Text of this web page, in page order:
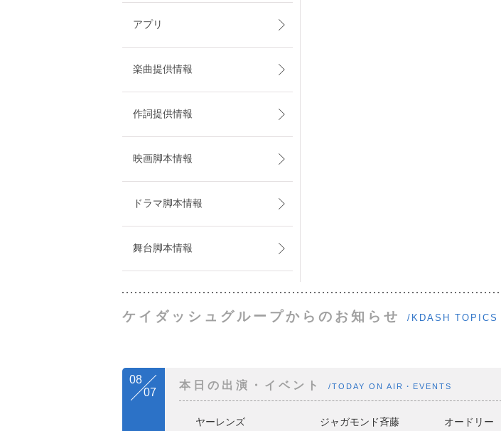
アプリ
楽曲提供情報
作詞提供情報
映画脚本情報
ドラマ脚本情報
舞台脚本情報
ケイダッシュグループからのお知らせ /KDASH TOPICS
08
07
本日の出演・イベント /TODAY ON AIR・EVENTS
ヤーレンズ ジャガモンド斉藤 オードリー